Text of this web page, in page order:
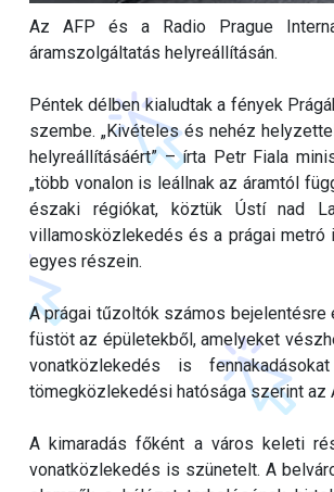
Az AFP és a Radio Prague
áramszolgáltatás helyreállításán.
Péntek délben kialudtak a fények
szembe. „Kivételes és nehéz
helyreállításáért” – írta Petr Fiala
„több vonalon is leállnak az áramtól
északi régiókat, köztük Ústí nad
villamosközlekedés és a prágai metró
egyes részein.
A prágai tűzoltók számos
füstöt az épületekből, amelyeket
vonatközlekedés is
tömegközlekedési hatósága szerint az
A kimaradás főként a város keleti
vonatközlekedés is szünetelt. A